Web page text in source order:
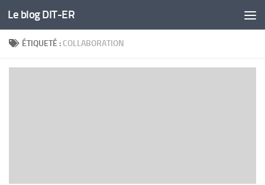
Skip to content
Le blog DIT-ER
ÉTIQUETÉ : COLLABORATION